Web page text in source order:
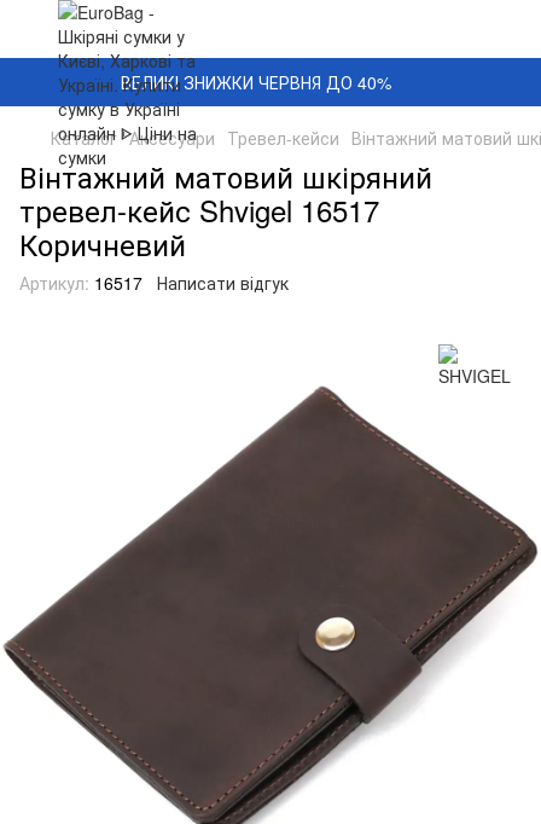
ВЕЛИКІ ЗНИЖКИ ЧЕРВНЯ ДО 40%
Каталог Аксесуари Тревел-кейси Вінтажний матовий
Вінтажний матовий шкіряний
тревел-кейс Shvigel 16517
Коричневий
Артикул: 16517 Написати відгук